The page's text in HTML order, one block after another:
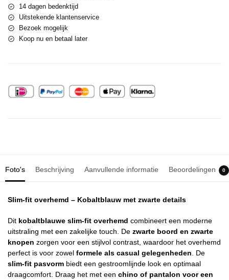
14 dagen bedenktijd
Uitstekende klantenservice
Bezoek mogelijk
Koop nu en betaal later
Foto's Beschrijving Aanvullende informatie Beoordelingen 0
Slim-fit overhemd – Kobaltblauw met zwarte details
Dit kobaltblauwe slim-fit overhemd combineert een moderne
uitstraling met een zakelijke touch. De zwarte boord en zwarte
knopen zorgen voor een stijlvol contrast, waardoor het overhemd
perfect is voor zowel formele als casual gelegenheden . De
slim-fit pasvorm biedt een gestroomlijnde look en optimaal
draagcomfort. Draag het met een chino of pantalon voor een